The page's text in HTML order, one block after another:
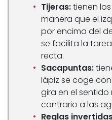
Tijeras:tienen
manera que el
por encima del
se facilita la
recta.
Sacapuntas:
lápiz se coge
gira en el
contrario a las
Reglas